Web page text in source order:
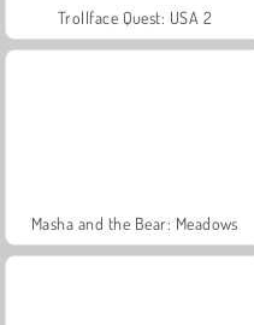
Trollface Quest: USA 2
Masha and the Bear: Meadows